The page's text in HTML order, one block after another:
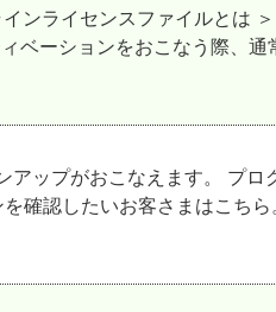
ンライセンスファイルとは
ベーションをおこなう際、通
ップがおこなえます。 プロ
確認したいお客さまはこち